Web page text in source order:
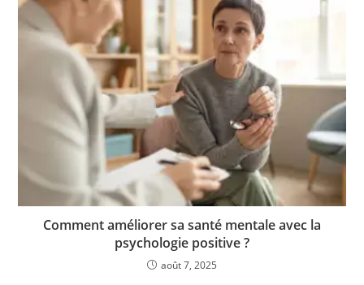
Comment améliorer sa santé mentale avec la
psychologie positive ?
août 7, 2025